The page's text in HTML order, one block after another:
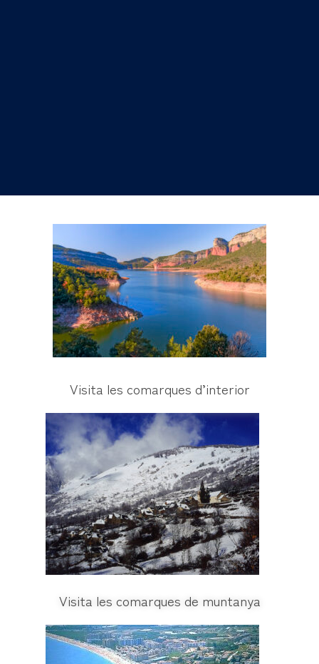
Visita les comarques d’interior
Visita les comarques de muntanya